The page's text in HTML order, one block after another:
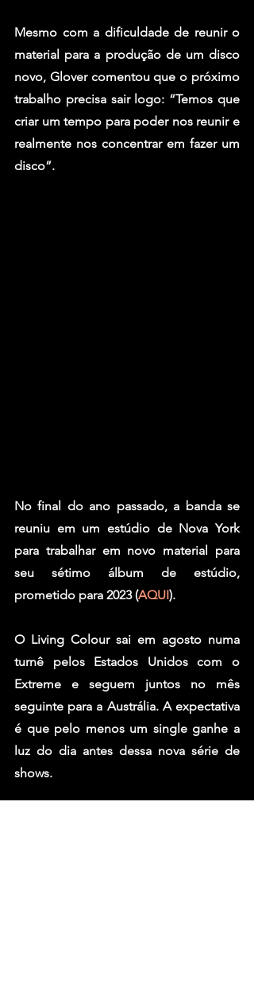
Mesmo com a dificuldade de reunir o
material para a produção de um disco
novo, Glover comentou que o próximo
trabalho precisa sair logo: “Temos que
criar um tempo para poder nos reunir e
realmente nos concentrar em fazer um
disco”.
No final do ano passado, a banda se
reuniu em um estúdio de Nova York
para trabalhar em novo material para
seu sétimo álbum de estúdio,
prometido para 2023 (AQUI).
O Living Colour sai em agosto numa
Extreme e seguem juntos no mês
seguinte para a Austrália. A expectativa
é que pelo menos um single ganhe a
luz do dia antes dessa nova série de
shows.